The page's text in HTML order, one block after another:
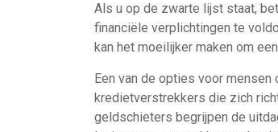
Als u op de zwarte lijst staat,
financiële verplichtingen te
kan het moeilijker maken om
Een van de opties voor
kredietverstrekkers die zich
geldschieters begrijpen de